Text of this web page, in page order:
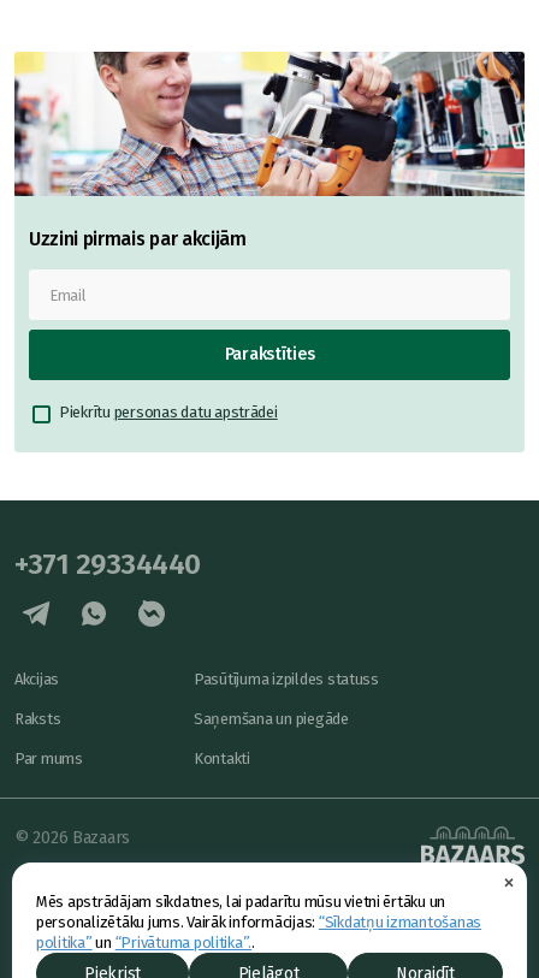
×
Mēs apstrādājam sīkdatnes, lai padarītu mūsu vietni ērtāku un
personalizētāku jums. Vairāk informācijas: “Sīkdatņu izmantošanas
politika” un “Privātuma politika”..
Piekrist Pielāgot Noraidīt
Uzzini pirmais par akcijām
Parakstīties
Piekrītu personas datu apstrādei
+371 29334440
Akcijas
Raksts
Par mums
Pasūtījuma izpildes statuss
Saņemšana un piegāde
Kontakti
powered by
© 2026 Bazaars
Konfidencialitāte
Piedāvājums